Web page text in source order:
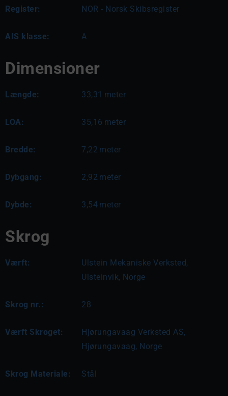
Register: NOR - Norsk Skibsregister
AIS klasse: A
Dimensioner
Længde: 33,31 meter
LOA: 35,16 meter
Bredde: 7,22 meter
Dybgang: 2,92 meter
Dybde: 3,54 meter
Skrog
Værft:
Ulstein Mekaniske Verksted,
Ulsteinvik, Norge
Skrog nr.: 28
Værft Skroget:
Hjørungavaag Verksted AS,
Hjørungavaag, Norge
Skrog Materiale: Stål